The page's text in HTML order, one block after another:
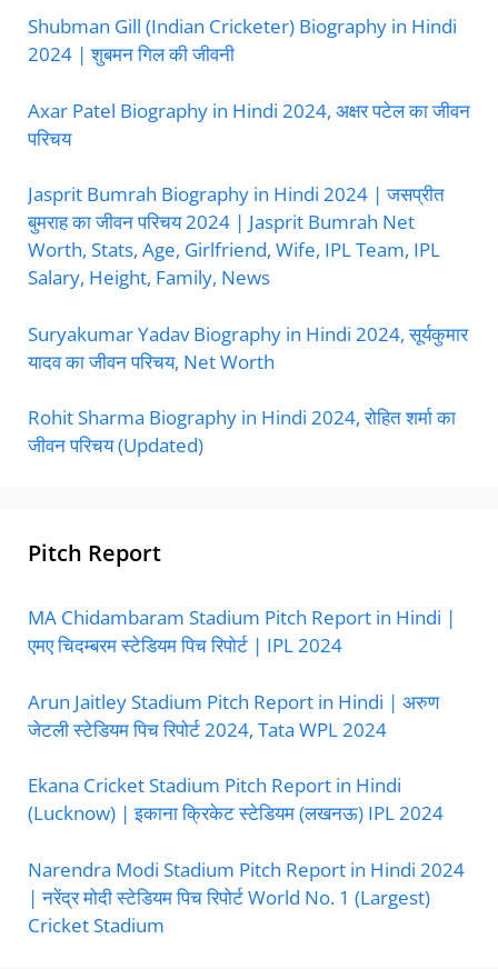
Shubman Gill (Indian Cricketer) Biography in Hindi
2024 | शुबमन गिल की जीवनी
Axar Patel Biography in Hindi 2024, अक्षर पटेल का जीवन
परिचय
Jasprit Bumrah Biography in Hindi 2024 | जसप्रीत
बुमराह का जीवन परिचय 2024 | Jasprit Bumrah Net
Worth, Stats, Age, Girlfriend, Wife, IPL Team, IPL
Salary, Height, Family, News
Suryakumar Yadav Biography in Hindi 2024, सूर्यकुमार
यादव का जीवन परिचय, Net Worth
Rohit Sharma Biography in Hindi 2024, रोहित शर्मा का
जीवन परिचय (Updated)
Pitch Report
MA Chidambaram Stadium Pitch Report in Hindi |
एमए चिदम्बरम स्टेडियम पिच रिपोर्ट | IPL 2024
Arun Jaitley Stadium Pitch Report in Hindi | अरुण
जेटली स्टेडियम पिच रिपोर्ट 2024, Tata WPL 2024
Ekana Cricket Stadium Pitch Report in Hindi
(Lucknow) | इकाना क्रिकेट स्टेडियम (लखनऊ) IPL 2024
Narendra Modi Stadium Pitch Report in Hindi 2024
| नरेंद्र मोदी स्टेडियम पिच रिपोर्ट World No. 1 (Largest)
Cricket Stadium